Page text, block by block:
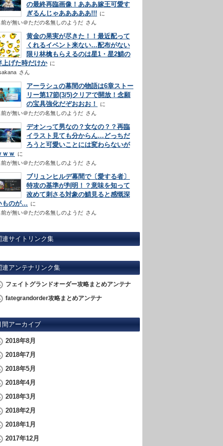
の最終再臨画像！あああ嫁王可愛す
ぎるんじゃあああああ!!!
前が無い＠ただの名無しのようだ さん
黄金の果実が尽きた！！最近配って
くれるイベント来ない…配布がない
限り林檎もらえるのは星1・星2鯖の
上げた時だけか
さん
アーラシュの幕間の物語は6章ストー
リー第17節(3/5)クリアで開放！念願
の宝具強化だぞおおお！
前が無い＠ただの名無しのようだ さん
デオンって男なの？女なの？？再臨
イラスト見ても分からん…どっちだ
ろうと可愛いことには変わらないが
ｗｗ
前が無い＠ただの名無しのようだ さん
ブリュンヒルデ幕間で〔愛する者〕
特攻の基準が判明！？意味を知って
改めて刺さる対象の鯖見ると感慨深
ものが…
前が無い＠ただの名無しのようだ さん
連サイトリンク集
連アンテナリンク集
フェイトグランドオーダー攻略まとめアンテナ
fategrandorder攻略まとめアンテナ
間アーカイブ
2018年8月
2018年7月
2018年5月
2018年4月
2018年3月
2018年2月
2018年1月
2017年12月